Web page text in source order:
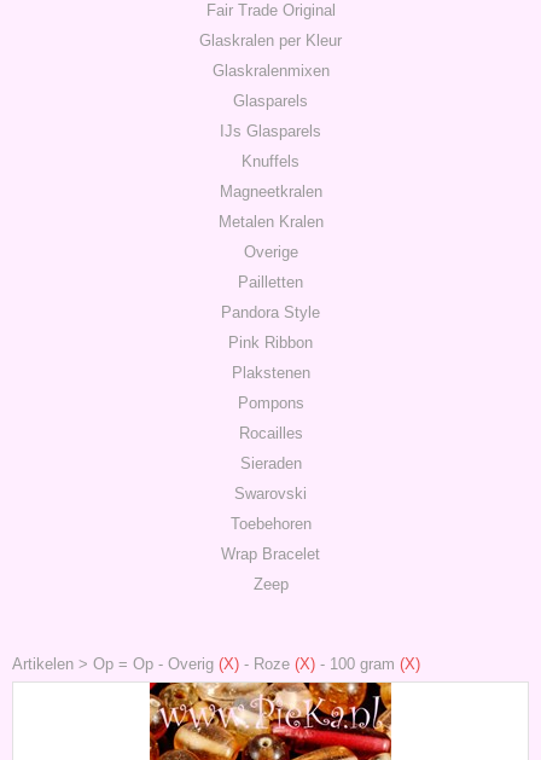
Fair Trade Original
Glaskralen per Kleur
Glaskralenmixen
Glasparels
IJs Glasparels
Knuffels
Magneetkralen
Metalen Kralen
Overige
Pailletten
Pandora Style
Pink Ribbon
Plakstenen
Pompons
Rocailles
Sieraden
Swarovski
Toebehoren
Wrap Bracelet
Zeep
Artikelen > Op = Op - Overig (X) - Roze (X) - 100 gram (X)